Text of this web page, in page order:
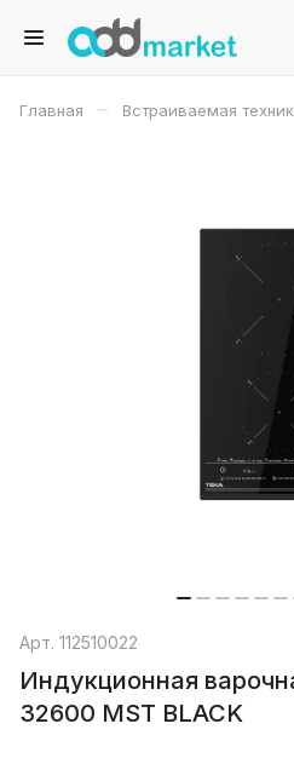
Главная – Встраиваемая
Арт. 112510022
Индукционная
32600 MST BLACK